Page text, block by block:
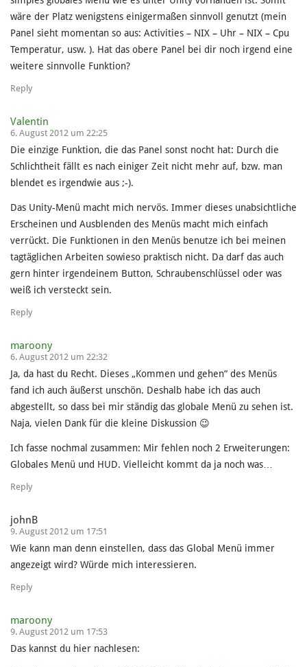
wäre der Platz wenigstens einigermaßen sinnvoll genutzt (mein
Panel sieht momentan so aus: Activities – NIX – Uhr – NIX – Cpu
Temperatur, usw. ). Hat das obere Panel bei dir noch irgend eine
weitere sinnvolle Funktion?
Reply
Valentin
6. August 2012 um 22:25
Die einzige Funktion, die das Panel sonst nocht hat: Durch die
Schlichtheit fällt es nach einiger Zeit nicht mehr auf, bzw. man
blendet es irgendwie aus ;-).
Das Unity-Menü macht mich nervös. Immer dieses unabsichtliche
Erscheinen und Ausblenden des Menüs macht mich einfach
verrückt. Die Funktionen in den Menüs benutze ich bei meinen
tagtäglichen Arbeiten sowieso praktisch nicht. Da darf das auch
gern hinter irgendeinem Button, Schraubenschlüssel oder was
weiß ich versteckt sein.
Reply
maroony
6. August 2012 um 22:32
Ja, da hast du Recht. Dieses „Kommen und gehen“ des Menüs
fand ich auch äußerst unschön. Deshalb habe ich das auch
abgestellt, so dass bei mir ständig das globale Menü zu sehen ist.
Naja, vielen Dank für die kleine Diskussion 😉
Ich fasse nochmal zusammen: Mir fehlen noch 2 Erweiterungen:
Globales Menü und HUD. Vielleicht kommt da ja noch was…
Reply
johnB
9. August 2012 um 17:51
Wie kann man denn einstellen, dass das Global Menü immer
angezeigt wird? Würde mich interessieren.
Reply
maroony
9. August 2012 um 17:53
Das kannst du hier nachlesen: